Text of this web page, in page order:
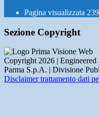
Pagina visualizzata 239
Sezione Copyright
Copyright 2026 |
Parma S.p.A. | Divisione
Disclaimer trattamento dati